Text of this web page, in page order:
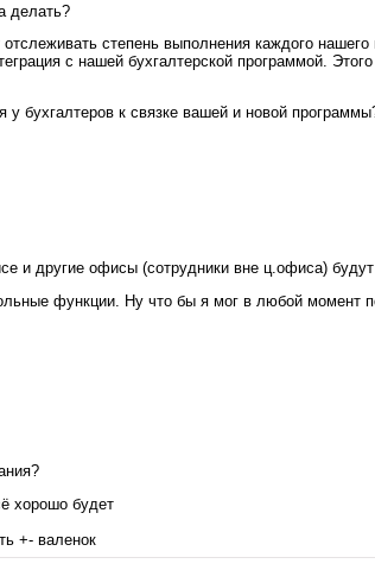
делать?
степень выполнения каждого
с нашей бухгалтерской программой.
у бухгалтеров к связке вашей и новой
и другие офисы (сотрудники вне ц.офиса)
функции. Ну что бы я мог в любой момент
хорошо будет
+- валенок